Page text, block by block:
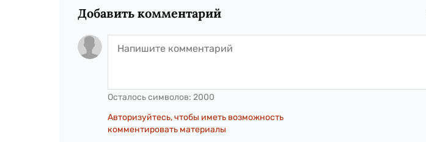
Добавить комментарий
Осталось символов: 2000
Авторизуйтесь, чтобы иметь возможность
комментировать материалы